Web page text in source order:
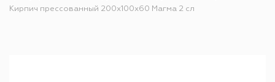
Кирпич прессованный 200х100х60 Магма 2 сл